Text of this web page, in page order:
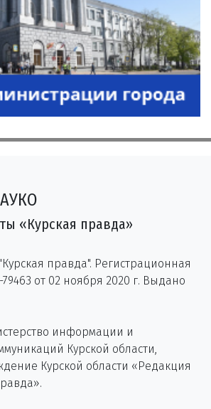
«Курская правда»
правда". Регистрационная
от 02 ноября 2020 г. Выдано
информации и
Курской области,
Курской области «Редакция